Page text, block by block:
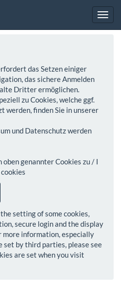
das Setzen einiger
das sichere Anmelden
Dritter ermöglichen.
zu Cookies, welche ggf.
werden, finden Sie in unserer
und Datenschutz werden
oben genannter Cookies zu / I
setting of some cookies,
secure login and the display
information, especially
set by third parties, please see
are set when you visit